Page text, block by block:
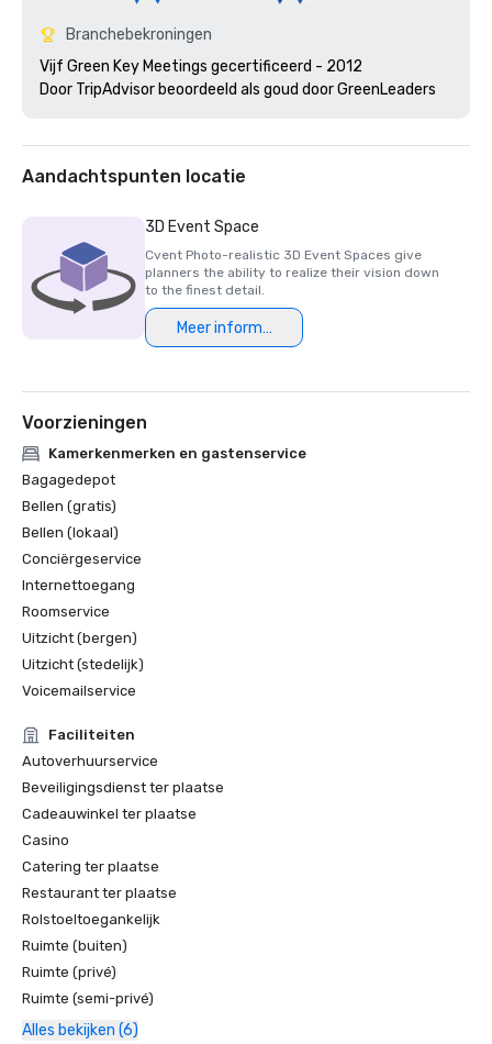
Branchebekroningen
Vijf Green Key Meetings gecertificeerd - 2012
Aandachtspunten locatie
3D Event Space
Cvent Photo-realistic 3D Event Spaces give
planners the ability to realize their vision down
to the finest detail.
Meer informatie
Voorzieningen
Kamerkenmerken en gastenservice
Bagagedepot
Bellen (gratis)
Bellen (lokaal)
Conciërgeservice
Internettoegang
Roomservice
Uitzicht (bergen)
Uitzicht (stedelijk)
Voicemailservice
Faciliteiten
Autoverhuurservice
Beveiligingsdienst ter plaatse
Cadeauwinkel ter plaatse
Casino
Catering ter plaatse
Restaurant ter plaatse
Rolstoeltoegankelijk
Ruimte (buiten)
Ruimte (privé)
Ruimte (semi-privé)
Alles bekijken (6)